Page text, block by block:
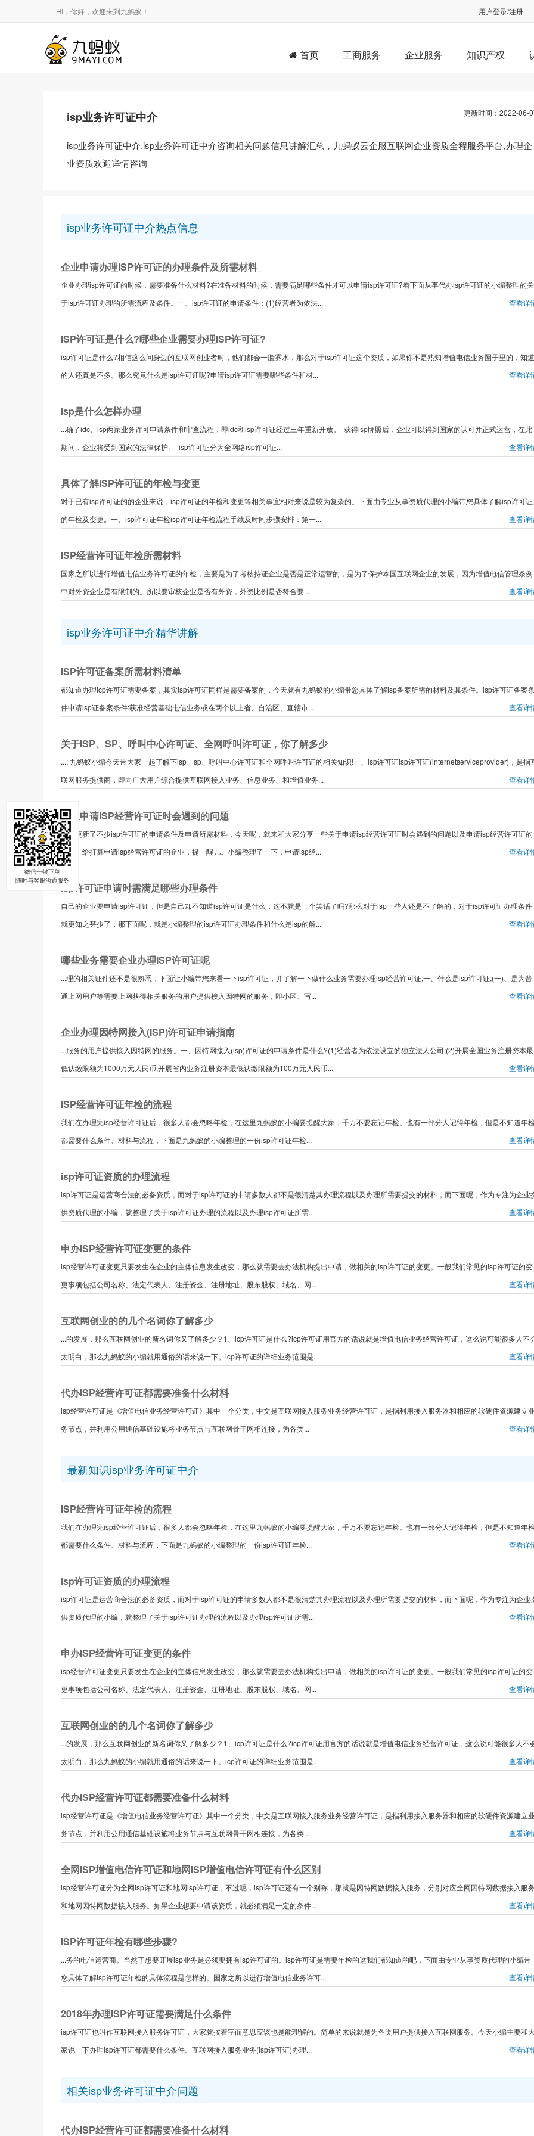
HI，你好，欢迎来到九蚂蚁！ 用户登录/注册
首页 工商服务 企业服务 知识产权
isp业务许可证中介 更新时间：2022-06-
isp业务许可证中介,isp业务许可证中介咨询相关问题信息讲解汇总，九蚂蚁云企服互联网企业资质全程服务平台,办理企
业资质欢迎详情咨询
isp业务许可证中介热点信息
企业申请办理ISP许可证的办理条件及所需材料_
企业办理isp许可证的时候，需要准备什么材料?在准备材料的时候，需要满足哪些条件才可以申请isp许可证?看下面从事代办isp许可证的小编整理的关
于isp许可证办理的所需流程及条件。一、isp许可证的申请条件：(1)经营者为依法...
查看详
ISP许可证是什么?哪些企业需要办理ISP许可证?
isp许可证是什么?相信这么问身边的互联网创业者时，他们都会一脸雾水，那么对于isp许可证这个资质，如果你不是熟知增值电信业务圈子里的，知道
的人还真是不多。那么究竟什么是isp许可证呢?申请isp许可证需要哪些条件和材...
查看详
isp是什么怎样办理
...确了idc、isp两家业务许可申请条件和审查流程，即idc和isp许可证经过三年重新开放。 获得isp牌照后，企业可以得到国家的认可并正式运营，在此
期间，企业将受到国家的法律保护。 isp许可证分为全网络isp许可证...
查看详
具体了解ISP许可证的年检与变更
对于已有isp许可证的的企业来说，isp许可证的年检和变更等相关事宜相对来说是较为复杂的。下面由专业从事资质代理的小编带您具体了解isp许可证
的年检及变更。一、isp许可证年检isp许可证年检流程手续及时间步骤安排：第一...
查看详
ISP经营许可证年检所需材料
国家之所以进行增值电信业务许可证的年检，主要是为了考核持证企业是否是正常运营的，是为了保护本国互联网企业的发展，因为增值电信管理条例
中对外资企业是有限制的。所以要审核企业是否有外资，外资比例是否符合要...
查看详
isp业务许可证中介精华讲解
ISP许可证备案所需材料清单
都知道办理icp许可证需要备案，其实isp许可证同样是需要备案的，今天就有九蚂蚁的小编带您具体了解isp备案所需的材料及其条件。isp许可证备案条
件申请isp证备案条件:获准经营基础电信业务或在两个以上省、自治区、直辖市...
查看详
关于ISP、SP、呼叫中心许可证、全网呼叫许可证，你了解多少
...; 九蚂蚁小编今天带大家一起了解下isp、sp、呼叫中心许可证和全网呼叫许可证的相关知识!一、isp许可证isp许可证(internetserviceprovider)，是指
联网服务提供商，即向广大用户综合提供互联网接入业务、信息业务、和增值业务...
查看详
企业申请ISP经营许可证时会遇到的问题
小编更新了不少isp许可证的申请条件及申请所需材料，今天呢，就来和大家分享一些关于申请isp经营许可证时会遇到的问题以及申请isp经营许可证的
难度，给打算申请isp经营许可证的企业，提一醒儿。小编整理了一下，申请isp经...
查看详
isp许可证申请时需满足哪些办理条件
自己的企业要申请isp许可证，但是自己却不知道isp许可证是什么，这不就是一个笑话了吗?那么对于isp一些人还是不了解的，对于isp许可证办理条件
就更知之甚少了，那下面呢，就是小编整理的isp许可证办理条件和什么是isp的解...
查看详
哪些业务需要企业办理ISP许可证呢
...理的相关证件还不是很熟悉，下面让小编带您来看一下isp许可证，并了解一下做什么业务需要办理isp经营许可证;一、什么是isp许可证;(一)、是为普
通上网用户等需要上网获得相关服务的用户提供接入因特网的服务，即小区、写...
查看详
企业办理因特网接入(ISP)许可证申请指南
...服务的用户提供接入因特网的服务。一、因特网接入(isp)许可证的申请条件是什么?(1)经营者为依法设立的独立法人公司;(2)开展全国业务注册资本最
低认缴限额为1000万元人民币;开展省内业务注册资本最低认缴限额为100万元人民币...
查看详
ISP经营许可证年检的流程
我们在办理完isp经营许可证后，很多人都会忽略年检，在这里九蚂蚁的小编要提醒大家，千万不要忘记年检。也有一部分人记得年检，但是不知道年
都需要什么条件、材料与流程，下面是九蚂蚁的小编整理的一份isp许可证年检...
查看详
isp许可证资质的办理流程
isp许可证是运营商合法的必备资质，而对于isp许可证的申请多数人都不是很清楚其办理流程以及办理所需要提交的材料，而下面呢，作为专注为企业
供资质代理的小编，就整理了关于isp许可证办理的流程以及办理isp许可证所需...
查看详
申办ISP经营许可证变更的条件
isp经营许可证变更只要发生在企业的主体信息发生改变，那么就需要去办法机构提出申请，做相关的isp许可证的变更。一般我们常见的isp许可证的变
更事项包括公司名称、法定代表人、注册资金、注册地址、股东股权、域名、网...
查看详
互联网创业的的几个名词你了解多少
...的发展，那么互联网创业的新名词你又了解多少？1、icp许可证是什么?icp许可证用官方的话说就是增值电信业务经营许可证，这么说可能很多人不
太明白，那么九蚂蚁的小编就用通俗的话来说一下。icp许可证的详细业务范围是...
查看详
代办ISP经营许可证都需要准备什么材料
isp经营许可证是《增值电信业务经营许可证》其中一个分类，中文是互联网接入服务业务经营许可证，是指利用接入服务器和相应的软硬件资源建立业
务节点，并利用公用通信基础设施将业务节点与互联网骨干网相连接，为各类...
查看详
最新知识isp业务许可证中介
ISP经营许可证年检的流程
我们在办理完isp经营许可证后，很多人都会忽略年检，在这里九蚂蚁的小编要提醒大家，千万不要忘记年检。也有一部分人记得年检，但是不知道年
都需要什么条件、材料与流程，下面是九蚂蚁的小编整理的一份isp许可证年检...
查看详
isp许可证资质的办理流程
isp许可证是运营商合法的必备资质，而对于isp许可证的申请多数人都不是很清楚其办理流程以及办理所需要提交的材料，而下面呢，作为专注为企业
供资质代理的小编，就整理了关于isp许可证办理的流程以及办理isp许可证所需...
查看详
申办ISP经营许可证变更的条件
isp经营许可证变更只要发生在企业的主体信息发生改变，那么就需要去办法机构提出申请，做相关的isp许可证的变更。一般我们常见的isp许可证的变
更事项包括公司名称、法定代表人、注册资金、注册地址、股东股权、域名、网...
查看详
互联网创业的的几个名词你了解多少
...的发展，那么互联网创业的新名词你又了解多少？1、icp许可证是什么?icp许可证用官方的话说就是增值电信业务经营许可证，这么说可能很多人不
太明白，那么九蚂蚁的小编就用通俗的话来说一下。icp许可证的详细业务范围是...
查看详
代办ISP经营许可证都需要准备什么材料
isp经营许可证是《增值电信业务经营许可证》其中一个分类，中文是互联网接入服务业务经营许可证，是指利用接入服务器和相应的软硬件资源建立业
务节点，并利用公用通信基础设施将业务节点与互联网骨干网相连接，为各类...
查看详
全网ISP增值电信许可证和地网ISP增值电信许可证有什么区别
isp经营许可证分为全网isp许可证和地网isp许可证，不过呢，isp许可证还有一个别称，那就是因特网数据接入服务，分别对应全网因特网数据接入服务
和地网因特网数据接入服务。如果企业想要申请该资质，就必须满足一定的条件...
查看详
ISP许可证年检有哪些步骤?
...务的电信运营商。当然了想要开展isp业务是必须要拥有isp许可证的。isp许可证是需要年检的这我们都知道的吧，下面由专业从事资质代理的小编带
您具体了解isp许可证年检的具体流程是怎样的。国家之所以进行增值电信业务许可...
查看详
2018年办理ISP许可证需要满足什么条件
isp许可证也叫作互联网接入服务许可证，大家就按着字面意思应该也是能理解的。简单的来说就是为各类用户提供接入互联网服务。今天小编主要和
家说一下办理isp许可证都需要什么条件。互联网接入服务业务(isp许可证)办理...
查看详
相关isp业务许可证中介问题
代办ISP经营许可证都需要准备什么材料
微信一键下单
随时与客服沟通服务